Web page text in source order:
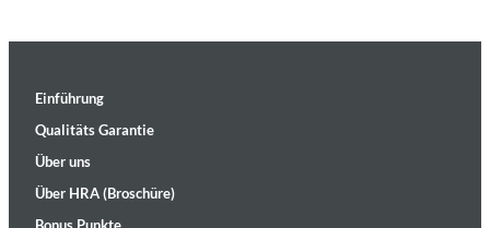
Einführung
Qualitäts Garantie
Über uns
Über HRA (Broschüre)